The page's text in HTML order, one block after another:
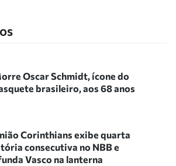
Oscar Schmidt, ícone do
brasileiro, aos 68 anos
Corinthians exibe quarta
consecutiva no NBB e
Vasco na lanterna